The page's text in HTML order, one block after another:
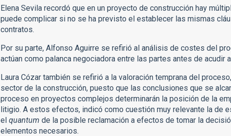
Elena Sevila recordó que en un proyecto de construcción hay
puede complicar si no se ha previsto el establecer las mismas
contratos.
Por su parte, Alfonso Aguirre se refirió al análisis de costes del
actúan como palanca negociadora entre las partes antes de acudir
Laura Cózar también se refirió a la valoración temprana del
sector de la construcción, puesto que las conclusiones que se
proceso en proyectos complejos determinarán la posición de la
litigio. A estos efectos, indicó como cuestión muy relevante la de
elquantum de la posible reclamación a efectos de tomar la
elementos necesarios.